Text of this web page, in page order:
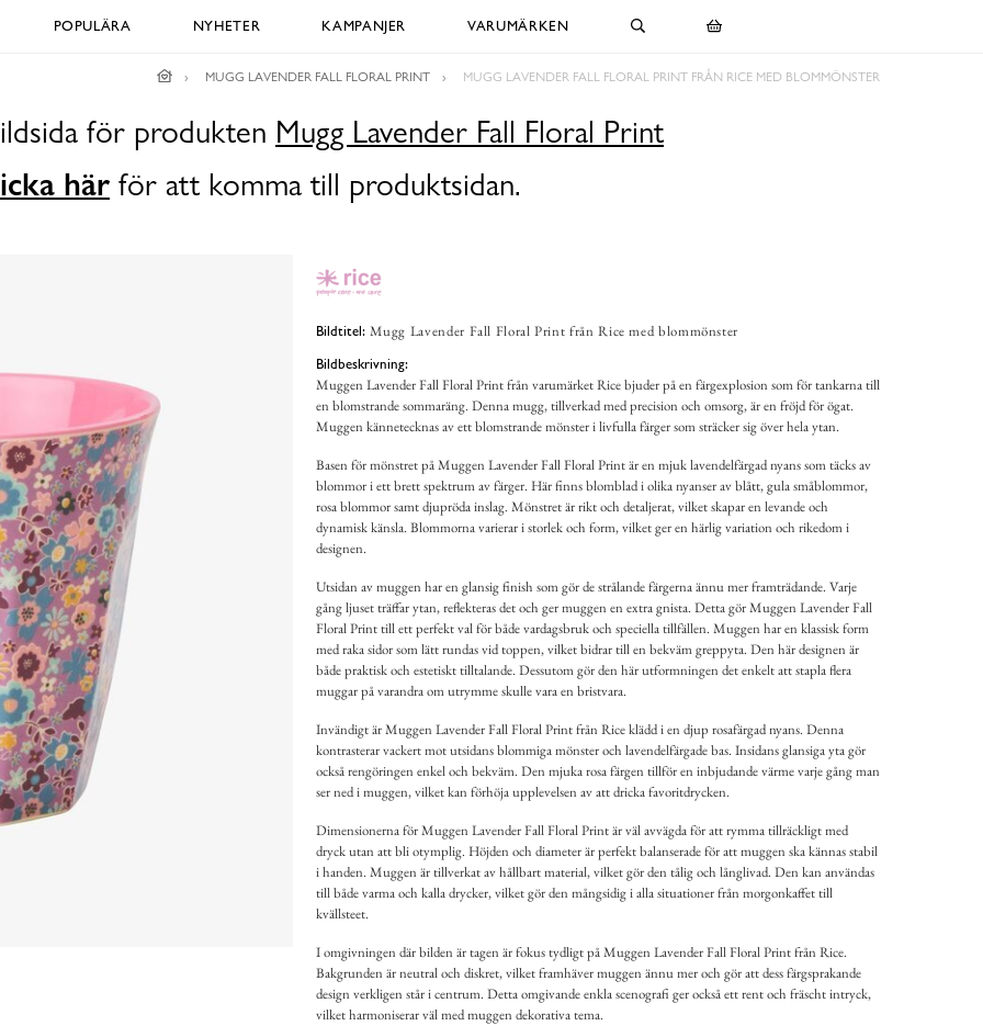
POPULÄRA NYHETER KAMPANJER VARUMÄRKEN
MUGG LAVENDER FALL FLORAL PRINT MUGG LAVENDER FALL FLORAL PRINT FRÅN RICE MED BLOMMÖNSTER
för produkten Mugg Lavender Fall Floral Print
här för att komma till produktsidan.
Bildtitel: Mugg Lavender Fall Floral Print från Rice med blommönster
Bildbeskrivning:
Muggen Lavender Fall Floral Print från varumärket Rice bjuder på en färgexplosion som för tankarna till
en blomstrande sommaräng. Denna mugg, tillverkad med precision och omsorg, är en fröjd för ögat.
Muggen kännetecknas av ett blomstrande mönster i livfulla färger som sträcker sig över hela ytan.
Basen för mönstret på Muggen Lavender Fall Floral Print är en mjuk lavendelfärgad nyans som täcks av
blommor i ett brett spektrum av färger. Här finns blomblad i olika nyanser av blått, gula småblommor,
rosa blommor samt djupröda inslag. Mönstret är rikt och detaljerat, vilket skapar en levande och
dynamisk känsla. Blommorna varierar i storlek och form, vilket ger en härlig variation och rikedom i
designen.
Utsidan av muggen har en glansig finish som gör de strålande färgerna ännu mer framträdande. Varje
gång ljuset träffar ytan, reflekteras det och ger muggen en extra gnista. Detta gör Muggen Lavender Fall
Floral Print till ett perfekt val för både vardagsbruk och speciella tillfällen. Muggen har en klassisk form
med raka sidor som lätt rundas vid toppen, vilket bidrar till en bekväm greppyta. Den här designen är
både praktisk och estetiskt tilltalande. Dessutom gör den här utformningen det enkelt att stapla flera
muggar på varandra om utrymme skulle vara en bristvara.
Invändigt är Muggen Lavender Fall Floral Print från Rice klädd i en djup rosafärgad nyans. Denna
kontrasterar vackert mot utsidans blommiga mönster och lavendelfärgade bas. Insidans glansiga yta gör
också rengöringen enkel och bekväm. Den mjuka rosa färgen tillför en inbjudande värme varje gång man
ser ned i muggen, vilket kan förhöja upplevelsen av att dricka favoritdrycken.
Dimensionerna för Muggen Lavender Fall Floral Print är väl avvägda för att rymma tillräckligt med
dryck utan att bli otymplig. Höjden och diameter är perfekt balanserade för att muggen ska kännas stabil
i handen. Muggen är tillverkat av hållbart material, vilket gör den tålig och långlivad. Den kan användas
till både varma och kalla drycker, vilket gör den mångsidig i alla situationer från morgonkaffet till
kvällsteet.
I omgivningen där bilden är tagen är fokus tydligt på Muggen Lavender Fall Floral Print från Rice.
Bakgrunden är neutral och diskret, vilket framhäver muggen ännu mer och gör att dess färgsprakande
design verkligen står i centrum. Detta omgivande enkla scenografi ger också ett rent och fräscht intryck,
vilket harmoniserar väl med muggen dekorativa tema.